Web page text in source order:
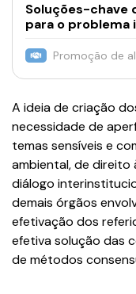
Soluções-chave
para o
Promoção de
A ideia de criação
necessidade de
temas sensíveis e
ambiental, de direito
diálogo
demais órgãos
efetivação dos
efetiva solução das
de métodos